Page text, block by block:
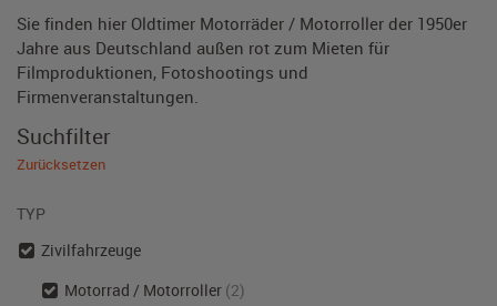
Sie finden hier Oldtimer Motorräder / Motorroller der 1950er
Jahre aus Deutschland außen rot zum Mieten für
Filmproduktionen, Fotoshootings und
Firmenveranstaltungen.
Suchfilter
Zurücksetzen
TYP
Zivilfahrzeuge
Motorrad / Motorroller (2)